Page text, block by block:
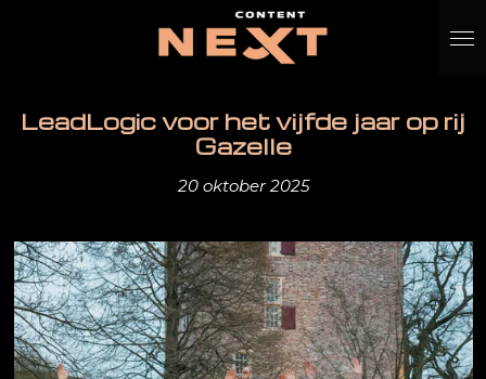
hoofdinhoud
LeadLogic voor het vijfde jaar op rij
Gazelle
20 oktober 2025